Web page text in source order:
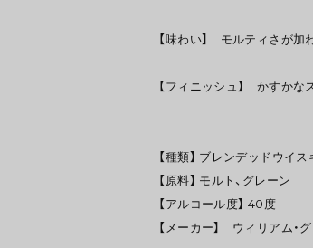
【味わい】 モルティさが加
【フィニッシュ】 かすかな
【種類】 ブレンデッドウイス
【原料】 モルト、グレーン
【アルコール度】 40度
【メーカー】 ウィリアム・